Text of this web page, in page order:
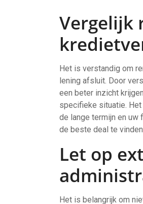
Vergelijk
Het is verstandig om
lening afsluit. Door
een beter inzicht
specifieke situatie. Het
de lange termijn en uw
de beste deal te
Let op
Het is belangrijk om